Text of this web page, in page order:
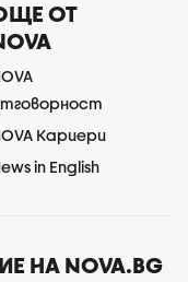
ОТ
Кариери
in English
НА NOVA.BG